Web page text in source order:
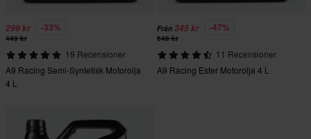
299 kr -33%
449 kr
19 Recensioner
A9 Racing Semi-Syntetisk Motorolja
4 L
Från 345 kr -47%
649 kr
11 Recensioner
A9 Racing Ester Motorolja 4 L